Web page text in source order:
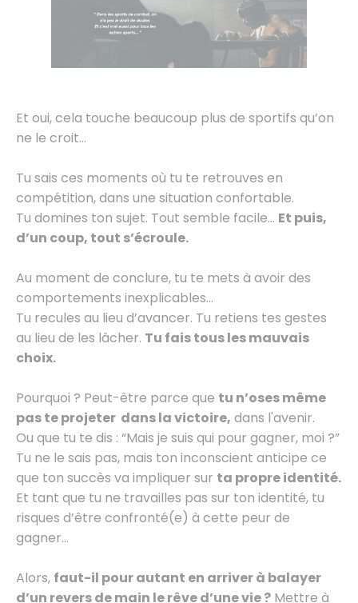
Et oui, cela touche beaucoup plus de sportifs qu’on
ne le croit…
Tu sais ces moments où tu te retrouves en
compétition, dans une situation confortable.
Tu domines ton sujet. Tout semble facile… Et puis,
d’un coup, tout s’écroule.
Au moment de conclure, tu te mets à avoir des
comportements inexplicables…
Tu recules au lieu d’avancer. Tu retiens tes gestes
au lieu de les lâcher. Tu fais tous les mauvais
choix.
Pourquoi ? Peut-être parce que tu n’oses même
pas te projeter dans la victoire, dans l'avenir.
Ou que tu te dis : “Mais je suis qui pour gagner, moi ?”
Tu ne le sais pas, mais ton inconscient anticipe ce
que ton succès va impliquer sur ta propre identité.
Et tant que tu ne travailles pas sur ton identité, tu
risques d’être confronté(e) à cette peur de
gagner...
Alors, faut-il pour autant en arriver à balayer
d’un revers de main le rêve d’une vie ? Mettre à